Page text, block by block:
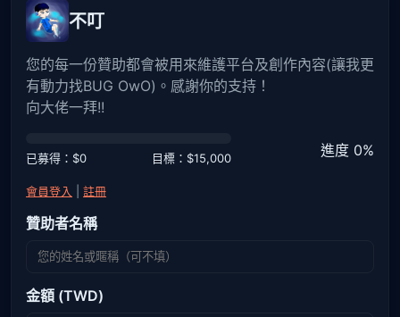
不叮
您的每一份贊助都會被用來維護平台及創作內容(讓我更
有動力找BUG OwO)。感謝你的支持！
向大佬一拜!!
已募得：$0 目標：$15,000 進度 0%
會員登入 註冊
贊助者名稱
金額 (TWD)